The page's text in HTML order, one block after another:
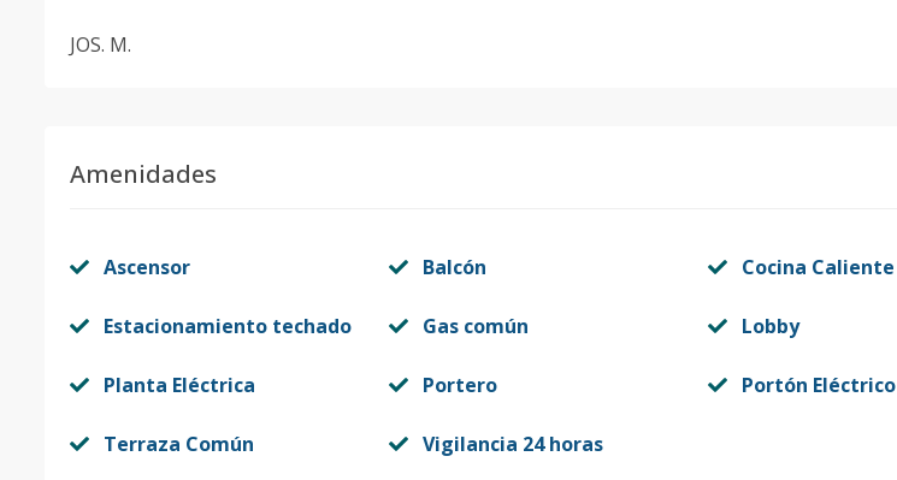
JOS. M.
Amenidades
Ascensor Balcón Cocina Caliente
Estacionamiento techado Gas común Lobby
Planta Eléctrica Portero Portón Eléctrico
Terraza Común Vigilancia 24 horas